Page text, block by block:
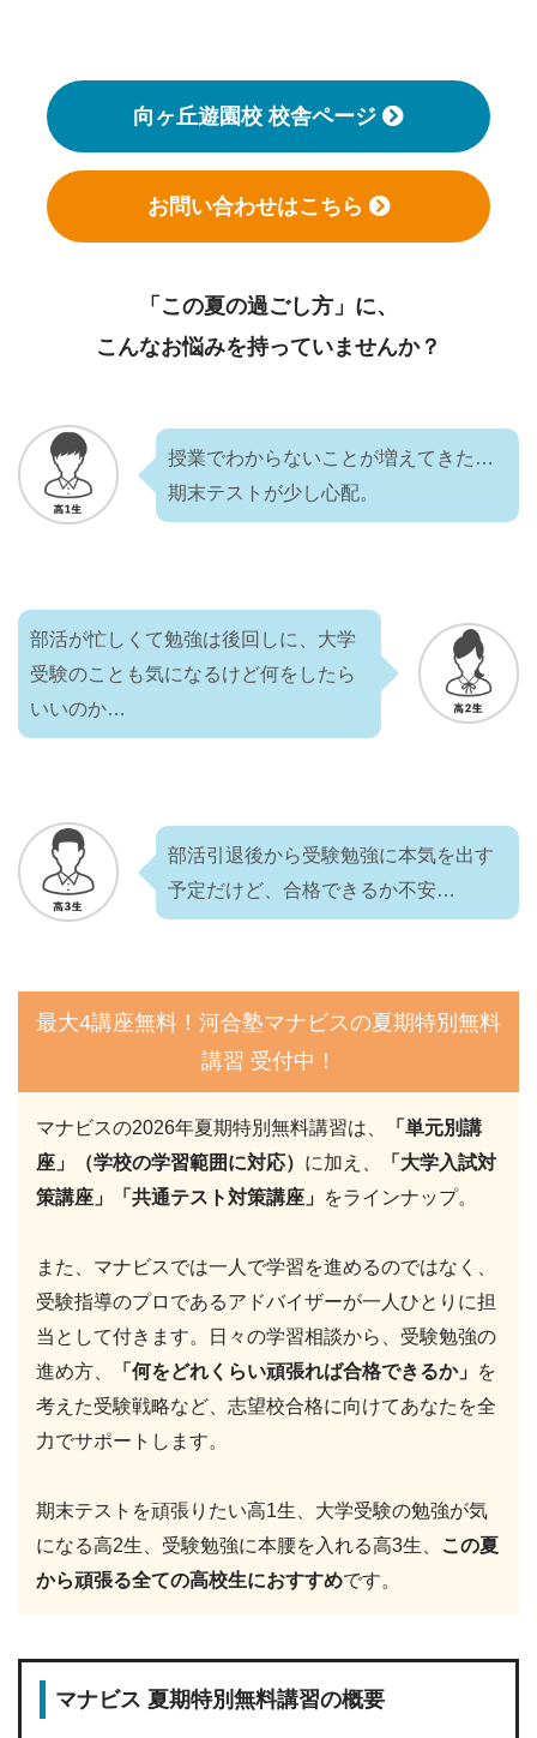
向ヶ丘遊園校 校舎ページ
お問い合わせはこちら
「この夏の過ごし方」に、
こんなお悩みを持っていませんか？
授業でわからないことが増えてきた…
期末テストが少し心配。
部活が忙しくて勉強は後回しに、大学
受験のことも気になるけど何をしたら
いいのか…
部活引退後から受験勉強に本気を出す
予定だけど、合格できるか不安…
最大4講座無料！河合塾マナビスの夏期特別無料
講習 受付中！
マナビスの2026年夏期特別無料講習は、
「単元別講
座」（学校の学習範囲に対応） に加え、
「大学入試対
策講座」「共通テスト対策講座」 をラインナップ。
また、マナビスでは一人で学習を進めるのではなく、
受験指導のプロであるアドバイザーが一人ひとりに担
当として付きます。日々の学習相談から、受験勉強の
進め方、
「何をどれくらい頑張れば合格できるか」 を
考えた受験戦略など、志望校合格に向けてあなたを全
力でサポートします。
期末テストを頑張りたい高1生、大学受験の勉強が気
になる高2生、受験勉強に本腰を入れる高3生、
この夏
から頑張る全ての高校生におすすめです。
マナビス 夏期特別無料講習の概要